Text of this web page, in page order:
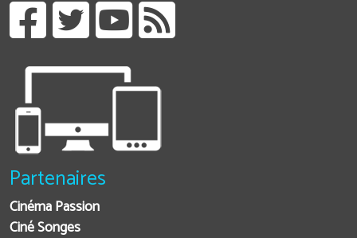
Partenaires
Cinéma Passion
Ciné Songes